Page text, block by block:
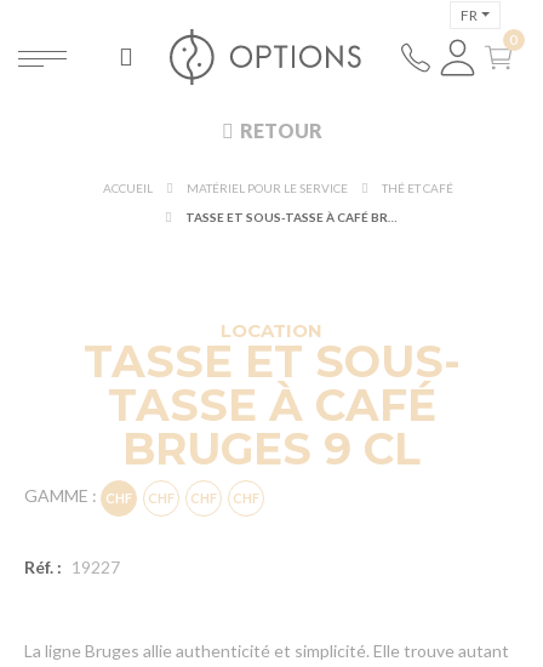
FR
RETOUR
ACCUEIL MATÉRIEL POUR LE SERVICE
THÉ ET CAFÉ
LOCATION
TASSE ET SOUS-
TASSE À CAFÉ
BRUGES 9 CL
GAMME :
Réf. : 19227
La ligne Bruges allie authenticité et simplicité. Elle trouve autant